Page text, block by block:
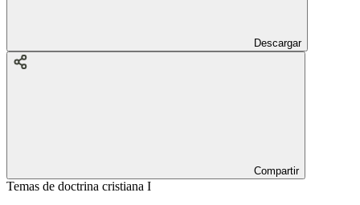
Descargar
Compartir
Temas de doctrina cristiana I